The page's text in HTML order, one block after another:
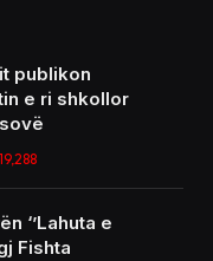
publikon
e ri shkollor
19,288
‘’Lahuta e
Fishta